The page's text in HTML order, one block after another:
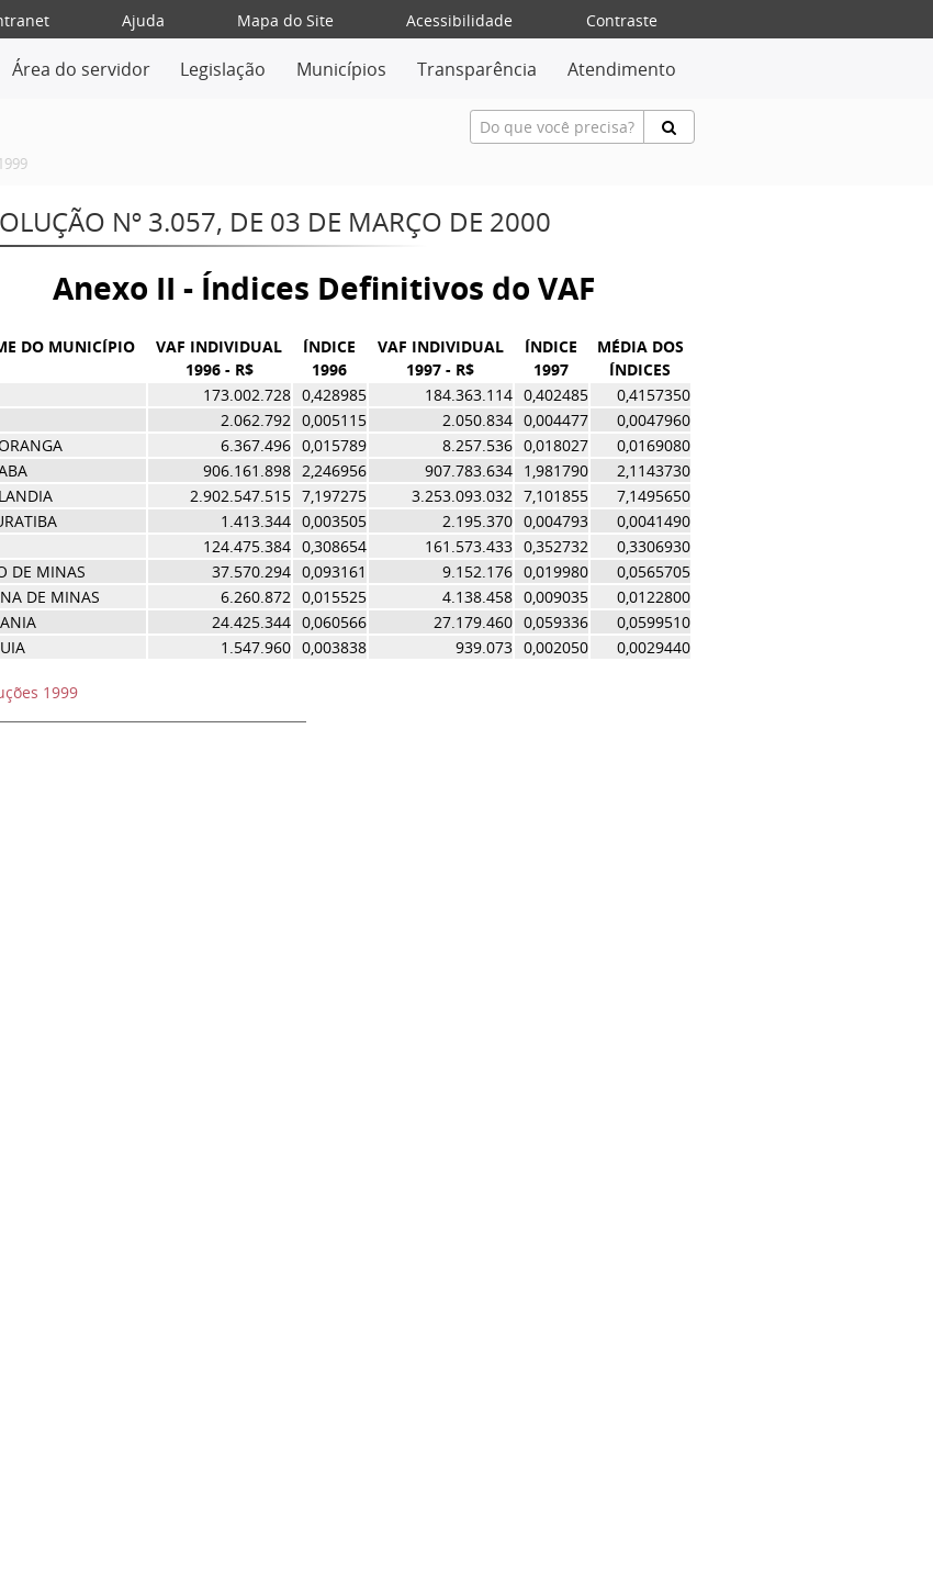
Ajuda Mapa do Site Acessibilidade
Contraste
Área do servidor Legislação Municípios Transparência Atendimento
1999
Nº 3.057, DE 03 DE MARÇO DE 2000
Anexo II - Índices Definitivos do VAF
DO MUNICÍPIO
VAF INDIVIDUAL
1996 - R$
ÍNDICE
1996
VAF INDIVIDUAL
1997 - R$
ÍNDICE
1997
MÉDIA DOS
ÍNDICES
173.002.728 0,428985 184.363.114 0,402485
0,4157350
2.062.792 0,005115 2.050.834 0,004477
0,0047960
6.367.496 0,015789 8.257.536 0,018027
0,0169080
906.161.898 2,246956 907.783.634 1,981790
2,1143730
2.902.547.515 7,197275 3.253.093.032 7,101855
7,1495650
1.413.344 0,003505 2.195.370 0,004793
0,0041490
124.475.384 0,308654 161.573.433 0,352732
0,3306930
DE MINAS
37.570.294 0,093161 9.152.176 0,019980
0,0565705
DE MINAS
6.260.872 0,015525 4.138.458 0,009035
0,0122800
24.425.344 0,060566 27.179.460 0,059336
0,0599510
1.547.960 0,003838 939.073 0,002050 0,0029440
1999